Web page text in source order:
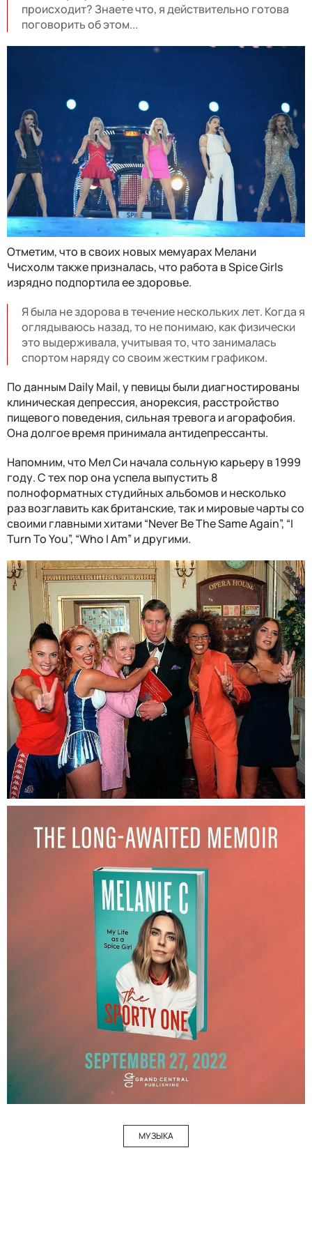
происходит? Знаете что, я действительно готова
поговорить об этом...
Отметим, что в своих новых мемуарах Мелани
Чисхолм также призналась, что работа в Spice Girls
изрядно подпортила ее здоровье.
Я была не здорова в течение нескольких лет. Когда я
оглядываюсь назад, то не понимаю, как физически
это выдерживала, учитывая то, что занималась
спортом наряду со своим жестким графиком.
По данным Daily Mail, у певицы были диагностированы
клиническая депрессия, анорексия, расстройство
пищевого поведения, сильная тревога и агорафобия.
Она долгое время принимала антидепрессанты.
Напомним, что Мел Си начала сольную карьеру в 1999
году. С тех пор она успела выпустить 8
полноформатных студийных альбомов и несколько
раз возглавить как британские, так и мировые чарты со
своими главными хитами “Never Be The Same Again”, “I
Turn To You”, “Who I Am” и другими.
МУЗЫКА